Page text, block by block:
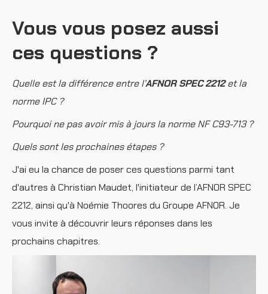
Vous vous posez aussi
ces questions ?
Quelle est la différence entre l’AFNOR SPEC 2212et la
norme IPC ?
Pourquoi ne pas avoir mis à jours la norme NF C93-713 ?
Quels sont les prochaines étapes ?
J'ai eu la chance de poser ces questions parmi tant
d'autres à Christian Maudet, l'initiateur de l’AFNOR SPEC
2212, ainsi qu'à Noémie Thoores du Groupe AFNOR. Je
vous invite à découvrir leurs réponses dans les
prochains chapitres.